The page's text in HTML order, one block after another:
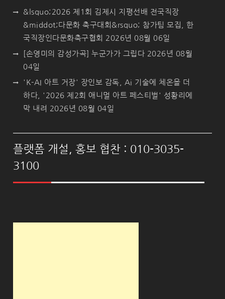
&lsquo;2026 제1회 김제시 지평선배 전국직장
&middot;다문화 축구대회&rsquo; 참가팀 모집, 한
국직장인다문화축구협회 2026년 08월 06일
[손영미의 감성가곡] 누군가가 그립다 2026년 08월
04일
'K-AI 아트 거장' 장인보 감독, Ai 기술에 체온을 더
하다, '2026 제2회 애니멀 아트 페스티벌' 성황리에
막 내려 2026년 08월 04일
플랫폼 개설, 홍보 협찬 : 010-3035-
3100